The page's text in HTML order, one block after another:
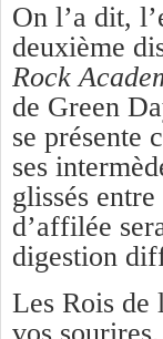
On l’a dit,
deuxième
Rock
de Green
se présente
ses
glissés
d’affilée
digestion
Les Rois de